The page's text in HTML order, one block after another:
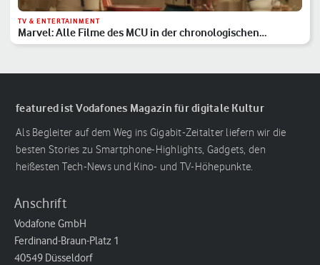
TV & ENTERTAINMENT
Marvel: Alle Filme des MCU in der chronologischen
Reihenfolge
featured ist Vodafones Magazin für digitale Kultur
Als Begleiter auf dem Weg ins Gigabit-Zeitalter liefern wir die
besten Stories zu Smartphone-Highlights, Gadgets, den
heißesten Tech-News und Kino- und TV-Höhepunkte.
Anschrift
Vodafone GmbH
Ferdinand-Braun-Platz 1
40549 Düsseldorf